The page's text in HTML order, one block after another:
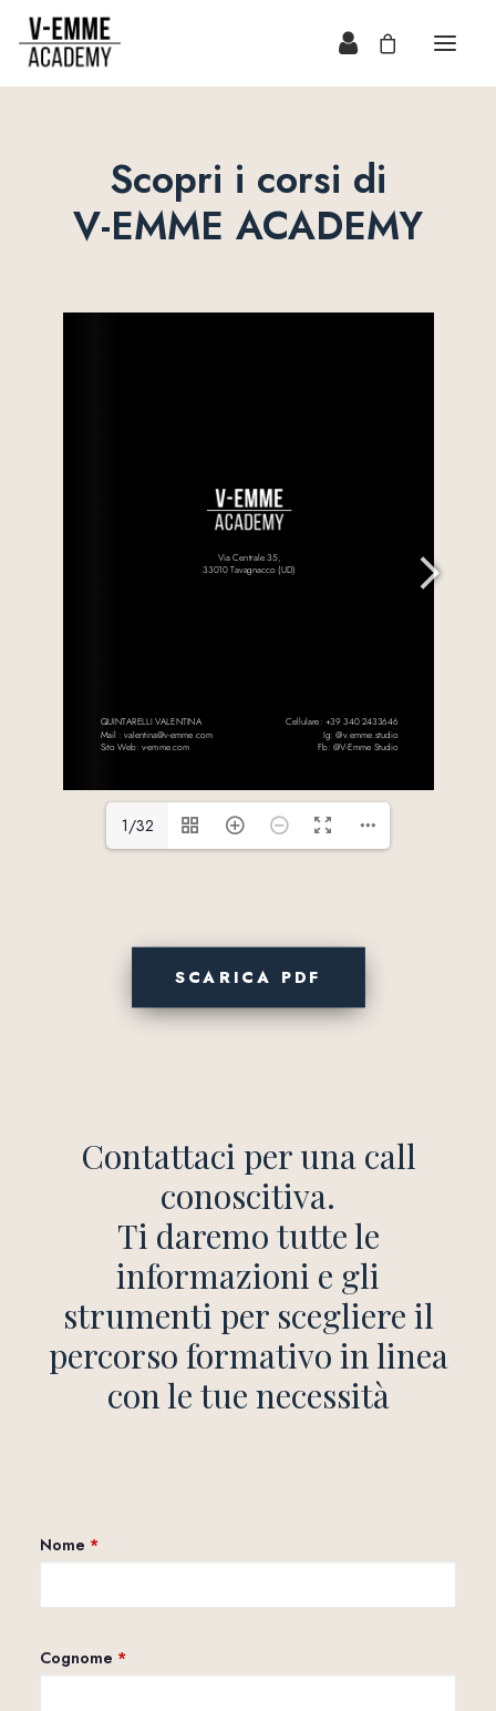
Scopri i corsi di
V-EMME ACADEMY
1/32
SCARICA PDF
Contattaci per una call
conoscitiva.
Ti daremo tutte le
informazioni e gli
strumenti per scegliere il
percorso formativo in linea
con le tue necessità
Nome *
Cognome *